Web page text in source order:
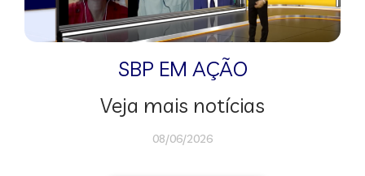
SBP EM AÇÃO
Veja mais notícias
08/06/2026